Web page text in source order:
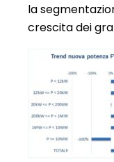
la
crescita dei